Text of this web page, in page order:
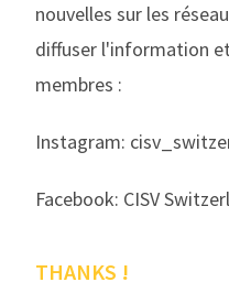
nouvelles sur les
diffuser l'information
membres :
Instagram:
Facebook: CISV
THANKS !